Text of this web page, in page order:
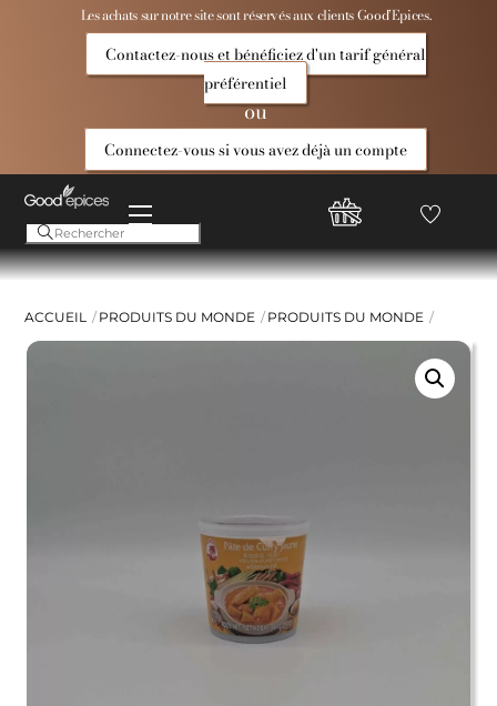
Les achats sur notre site sont réservés aux clients Good’Epices.
Contactez-nous et bénéficiez d'un tarif général
préférentiel
ou
Connectez-vous si vous avez déjà un compte
Menu
Compte
Good
Favoris
ACCUEIL PRODUITS DU MONDE PRODUITS DU MONDE